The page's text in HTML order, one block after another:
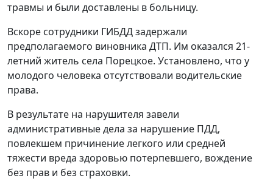
травмы и были доставлены в больницу.
Вскоре сотрудники ГИБДД задержали
предполагаемого виновника ДТП. Им оказался 21-
летний житель села Порецкое. Установлено, что у
молодого человека отсутствовали водительские
права.
В результате на нарушителя завели
административные дела за нарушение ПДД,
повлекшем причинение легкого или средней
тяжести вреда здоровью потерпевшего, вождение
без прав и без страховки.